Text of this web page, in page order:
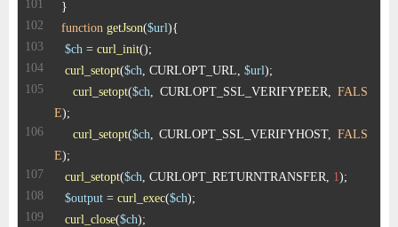
function getJson($url)
$ch = curl_init
curl_setopt($ch , CURLOPT_URL, $url
curl_setopt($ch , CURLOPT_SSL_VERIFYPEER, FALS
E
curl_setopt($ch , CURLOPT_SSL_VERIFYHOST, FALS
E
curl_setopt($ch , CURLOPT_RETURNTRANSFER, 1
$output = curl_exec($ch
curl_close($ch